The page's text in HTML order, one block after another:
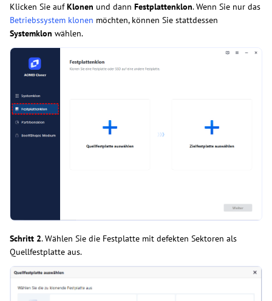
Klicken Sie aufKlonen und dann Festplattenklon. Wenn Sie nur das
Betriebssystem klonen möchten, können Sie stattdessen
Systemklon wählen.
Schritt 2. Wählen Sie die Festplatte mit defekten Sektoren als
Quellfestplatte aus.